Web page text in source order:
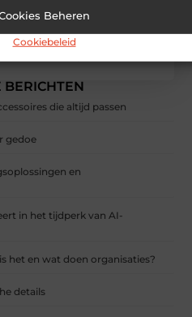
Beheren
Cookiebeleid
BERICHTEN
die altijd passen
gedoe
en
in het tijdperk van AI-
het en wat doen organisaties?
details